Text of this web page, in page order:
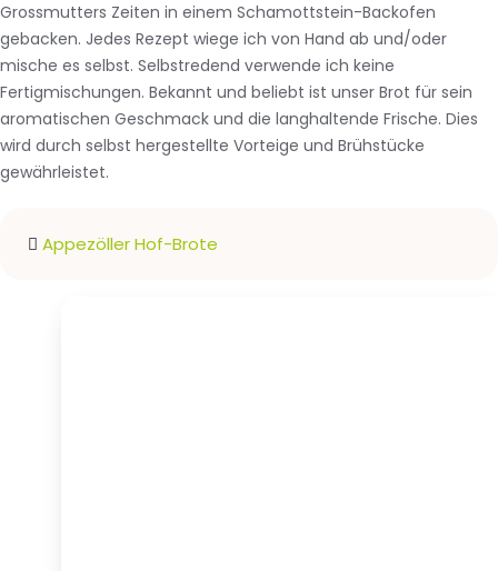
Grossmutters Zeiten in einem Schamottstein-Backofen
gebacken. Jedes Rezept wiege ich von Hand ab und/oder
mische es selbst. Selbstredend verwende ich keine
Fertigmischungen. Bekannt und beliebt ist unser Brot für sein
aromatischen Geschmack und die langhaltende Frische. Dies
wird durch selbst hergestellte Vorteige und Brühstücke
gewährleistet.
Appezöller Hof-Brote